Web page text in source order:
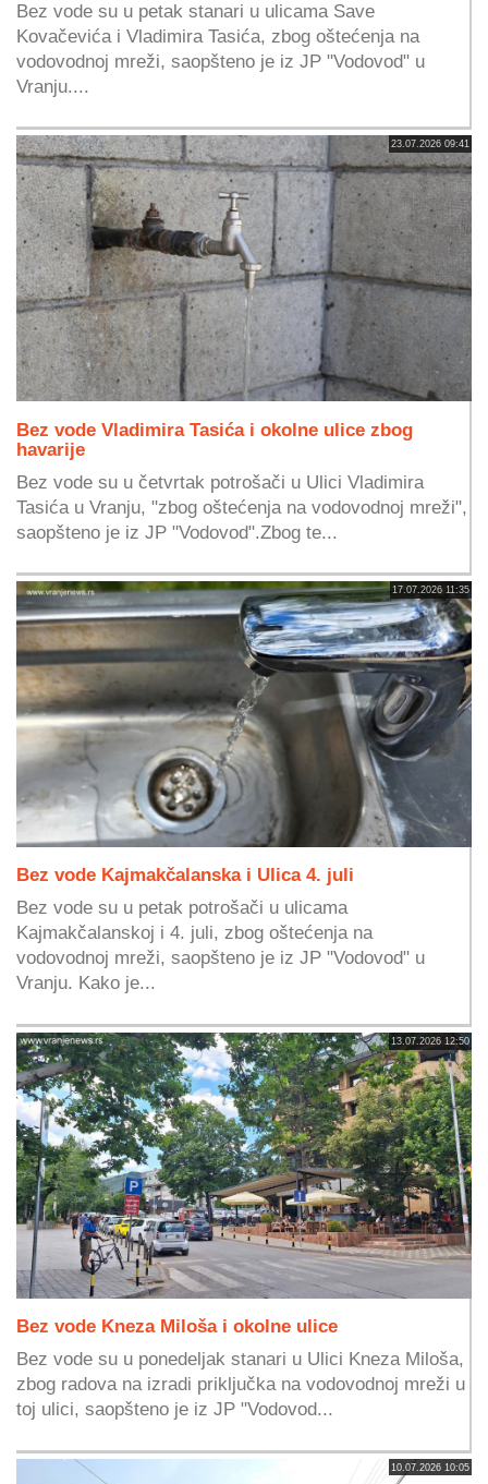
Bez vode su u petak stanari u ulicama Save
Kovačevića i Vladimira Tasića, zbog oštećenja na
vodovodnoj mreži, saopšteno je iz JP "Vodovod" u
Vranju....
23.07.2026 09:41
Bez vode Vladimira Tasića i okolne ulice zbog
havarije
Bez vode su u četvrtak potrošači u Ulici Vladimira
Tasića u Vranju, "zbog oštećenja na vodovodnoj mreži",
saopšteno je iz JP "Vodovod".Zbog te...
17.07.2026 11:35
Bez vode Kajmakčalanska i Ulica 4. juli
Bez vode su u petak potrošači u ulicama
Kajmakčalanskoj i 4. juli, zbog oštećenja na
vodovodnoj mreži, saopšteno je iz JP "Vodovod" u
Vranju. Kako je...
13.07.2026 12:50
Bez vode Kneza Miloša i okolne ulice
Bez vode su u ponedeljak stanari u Ulici Kneza Miloša,
zbog radova na izradi priključka na vodovodnoj mreži u
toj ulici, saopšteno je iz JP "Vodovod...
10.07.2026 10:05